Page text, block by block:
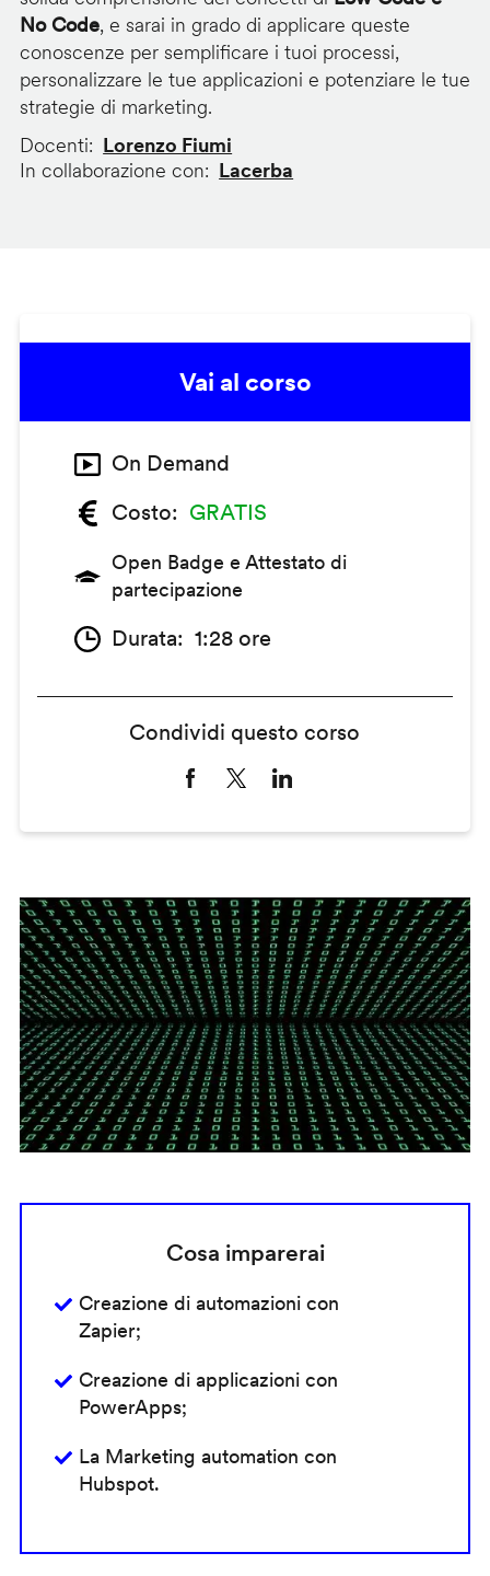
No Code, e sarai in grado di applicare queste
conoscenze per semplificare i tuoi processi,
personalizzare le tue applicazioni e potenziare le tue
strategie di marketing.
Docenti
Lorenzo Fiumi
In collaborazione con
Lacerba
Vai al corso
On Demand
Costo
GRATIS
Open Badge e Attestato di
partecipazione
Durata 1:28 ore
Condividi questo corso
Cosa imparerai
Creazione di automazioni con
Zapier;
Creazione di applicazioni con
PowerApps;
La Marketing automation con
Hubspot.